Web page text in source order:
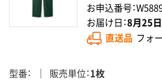
お申込番号：
お届け日：8月25日
直送品 フォ
型番 販売単位 1枚